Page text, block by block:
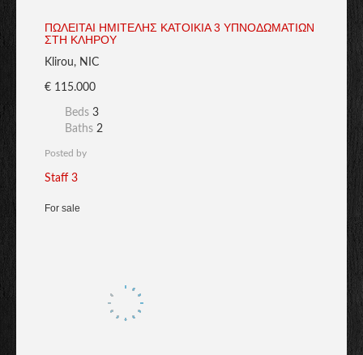
ΠΩΛΕΙΤΑΙ ΗΜΙΤΕΛΗΣ ΚΑΤΟΙΚΙΑ 3 ΥΠΝΟΔΩΜΑΤΙΩΝ
ΣΤΗ ΚΛΗΡΟΥ
Klirou, NIC
€ 115.000
Beds 3
Baths 2
Posted by
Staff 3
For sale